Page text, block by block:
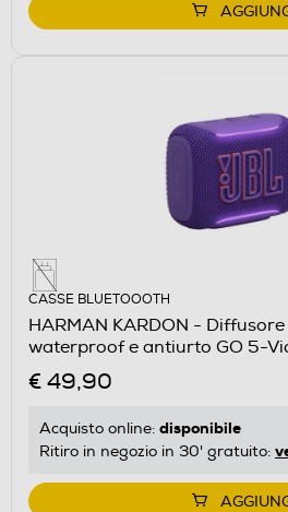
CASSE BLUETOOOTH
HARMAN KARDON -
waterproof e antiurto GO 5-
€ 49,90
Acquisto online: disponibile
Ritiro in negozio in 30' gratuito: